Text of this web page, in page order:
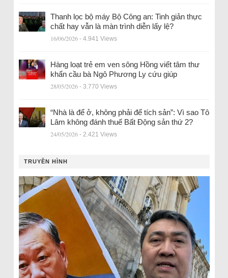
Thanh lọc bộ máy Bộ Công an: Tinh giản thực
chất hay vẫn là màn trình diễn lấy lệ?
16/06/2026 - 4.941 Views
Hàng loạt trẻ em ven sông Hồng viết tâm thư
khẩn cầu bà Ngô Phương Ly cứu giúp
28/05/2026 - 3.770 Views
“Nhà là để ở, không phải để tích sản”: Vì sao Tô
Lâm không đánh thuế Bất Động sản thứ 2?
24/05/2026 - 2.421 Views
TRUYỀN HÌNH